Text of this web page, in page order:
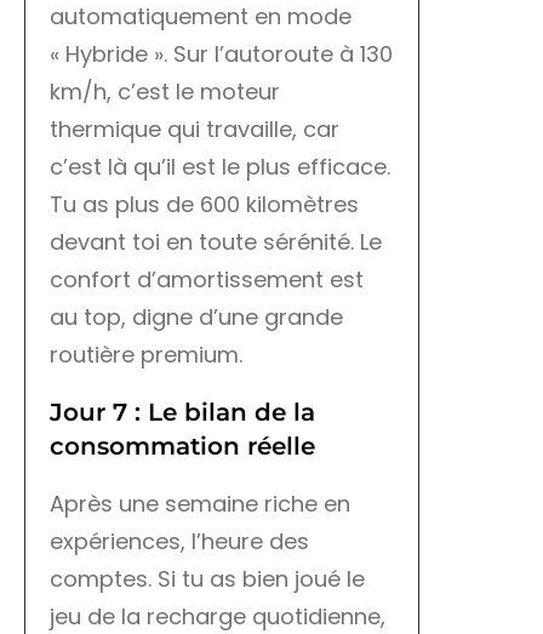
automatiquement en mode
« Hybride ». Sur l’autoroute à 130
km/h, c’est le moteur
thermique qui travaille, car
c’est là qu’il est le plus efficace.
Tu as plus de 600 kilomètres
devant toi en toute sérénité. Le
confort d’amortissement est
au top, digne d’une grande
routière premium.
Jour 7 : Le bilan de la
consommation réelle
Après une semaine riche en
expériences, l’heure des
comptes. Si tu as bien joué le
jeu de la recharge quotidienne,